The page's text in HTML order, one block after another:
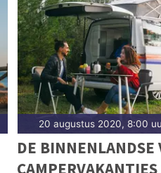
20 augustus 2020, 8:00
DE BINNENLANDSE